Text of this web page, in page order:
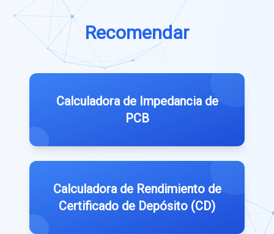
Recomendar
Calculadora de Impedancia de
PCB
Calculadora de Rendimiento de
Certificado de Depósito (CD)